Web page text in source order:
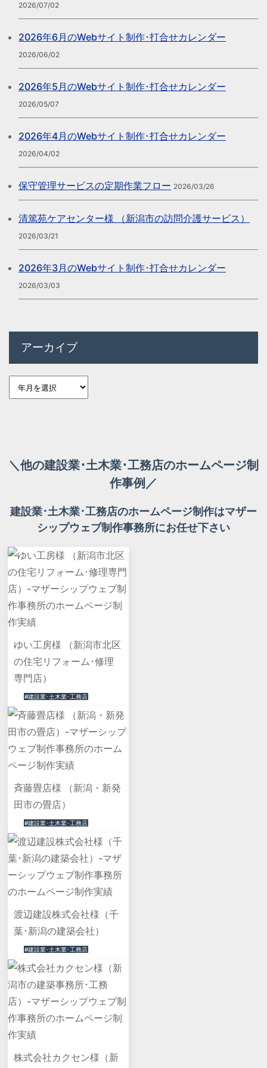
2026/07/02
2026年6月のWebサイト制作･打合せカレンダー
2026/06/02
2026年5月のWebサイト制作･打合せカレンダー
2026/05/07
2026年4月のWebサイト制作･打合せカレンダー
2026/04/02
保守管理サービスの定期作業フロー 2026/03/26
清篤苑ケアセンター様 （新潟市の訪問介護サービス）
2026/03/21
2026年3月のWebサイト制作･打合せカレンダー
2026/03/03
アーカイブ
＼他の建設業･土木業･工務店のホームページ制
作事例／
建設業･土木業･工務店のホームページ制作はマザー
シップウェブ制作事務所にお任せ下さい
ゆい工房様 （新潟市北区
の住宅リフォーム･修理
専門店）
#建設業･土木業･工務店
斉藤畳店様 （新潟・新発
田市の畳店）
#建設業･土木業･工務店
渡辺建設株式会社様（千
葉･新潟の建築会社）
#建設業･土木業･工務店
株式会社カクセン様（新